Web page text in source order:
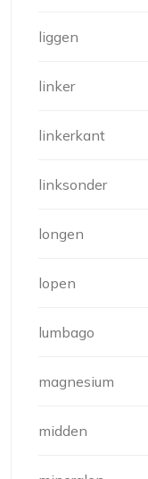
liggen
linker
linkerkant
linksonder
longen
lopen
lumbago
magnesium
midden